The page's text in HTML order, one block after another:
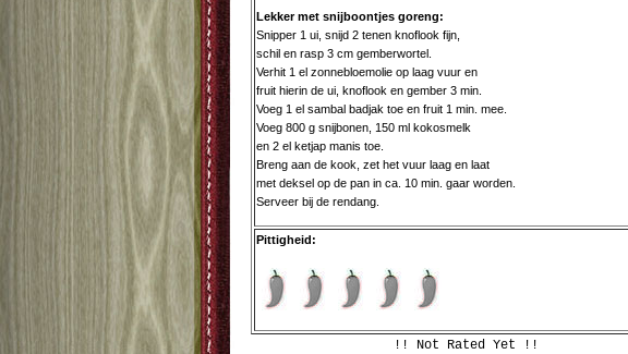
Lekker met snijboontjes goreng:
Snipper 1 ui, snijd 2 tenen knoflook fijn,
schil en rasp 3 cm gemberwortel.
Verhit 1 el zonnebloemolie op laag vuur en
fruit hierin de ui, knoflook en gember 3 min.
Voeg 1 el sambal badjak toe en fruit 1 min. mee.
Voeg 800 g snijbonen, 150 ml kokosmelk
en 2 el ketjap manis toe.
Breng aan de kook, zet het vuur laag en laat
met deksel op de pan in ca. 10 min. gaar worden.
Serveer bij de rendang.
Pittigheid:
!! Not Rated Yet !!